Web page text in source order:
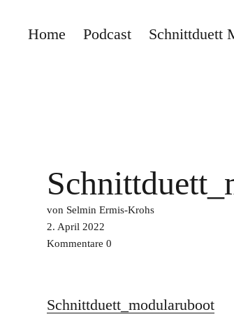
Home Podcast Schnittduett
von Selmin Ermis-Krohs
2. April 2022
Kommentare 0
Schnittduett_modularuboot